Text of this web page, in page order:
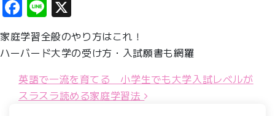
Facebook
Line
家庭学習全般のやり方はこれ！
ハーバード大学の受け方・入試願書も網羅
投稿ナビゲーション
英語で一流を育てる 小学生でも大学入試レベルが
スラスラ読める家庭学習法